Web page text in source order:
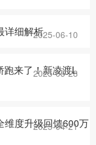
详细解析2025-06-10
跑来了！新凌渡L
2025-05-28
维度升级回馈600万
2025-04-21